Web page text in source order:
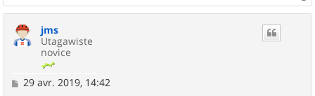
a
jms
Utagawiste
novice
M
29 avr. 2019, 14:42